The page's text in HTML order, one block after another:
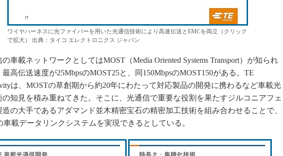
ワイヤハーネスに光ファイバーを用いた光通信技術により高速伝送とEMCを両立（クリック
で拡大） 出典：タイコ エレクトロニクス ジャパン
車載ネットワークとしてはMOST（Media Oriented Systems Transport）が知られ
高伝送速度が25MbpsのMOST25と、同150MbpsのMOST150がある。TE
は、MOSTの草創期から約20年にわたって対応製品の開発に携わるなど車載光
の知見を積み重ねてきた。そこに、光通信で重要な役割を果たすジルコニアフェ
造の大手であるアダマンド並木精密宝石の精密加工技術を組み合わせることで、
車載データリンクシステムを実現できるとしている。